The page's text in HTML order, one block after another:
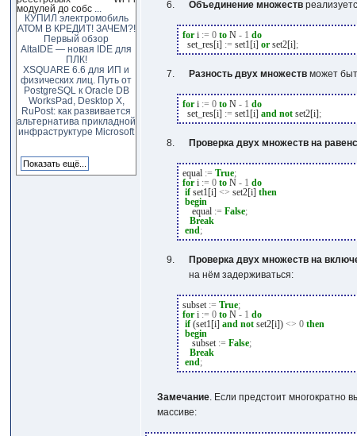
модулей до собс
КУПИЛ электромобиль
АТОМ В КРЕДИТ! ЗАЧЕМ?!
Первый обзор
AltaIDE — новая IDE для
ПЛК!
XSQUARE 6.6 для ИП и
физических лиц. Путь от
PostgreSQL к Oracle DB
WorksPad, Desktop X,
RuPost: как развивается
альтернатива прикладной
инфраструктуре Microsoft
Объединение множеств
for i := 0 to N- 1 do
set_res[i] := set1[i]or set2[i];
Разность двух множеств может
for i := 0 to N- 1 do
set_res[i] := set1[i]and not set2[i];
Проверка двух множеств на
equal := True;
for i := 0 to N- 1 do
ifset1[i]<> set2[i]then
begin
equal := False;
Break
end;
Проверка двух множеств на
на нём задерживаться:
subset := True;
for i := 0 to N- 1 do
if(set1[i]and not set2[i])<> 0 then
begin
subset := False;
Break
end;
Замечание. Если предстоит многократно
массиве: